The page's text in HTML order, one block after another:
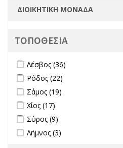
ΤΟΠΟΘΕΣΙΑ
Apply Λέσβος filter
Λέσβος (36)
Apply Ρόδος filter
Ρόδος (22)
Apply Σάμος filter
Σάμος (19)
Apply Χίος filter
Χίος (17)
Apply Σύρος filter
Σύρος (9)
Apply Λήμνος filter
Λήμνος (3)